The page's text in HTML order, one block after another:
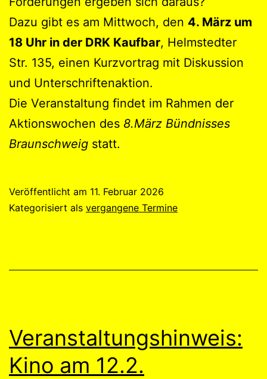
Dazu gibt es am Mittwoch, den 4. März um
18 Uhr in der DRK Kaufbar, Helmstedter
Str. 135, einen Kurzvortrag mit Diskussion
und Unterschriftenaktion.
Die Veranstaltung findet im Rahmen der
Aktionswochen des 8.März Bündnisses
Braunschweig statt.
Veröffentlicht am 11. Februar 2026
Kategorisiert als vergangene Termine
Veranstaltungshinweis:
Kino am 12.2.